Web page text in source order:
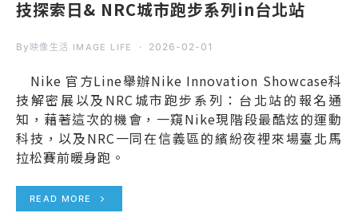
技探索日& NRC城市跑步系列in台北站
By 映像生活 IMAGE LIFE 2026-02-01
Nike 官方Line舉辦Nike Innovation Showcase科
技解密展以及NRC城市跑步系列：台北站的報名通
知，藉著這次的機會，一窺Nike現階段最酷炫的運動
科技，以及NRC一同在信義區的繽紛夜裡來場臺北馬
拉松賽前暖身跑。
READ MORE